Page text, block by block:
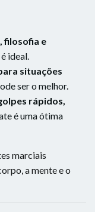
filosofia e
ideal.
situações
ser o melhor.
rápidos,
é uma ótima
marciais
a mente e o